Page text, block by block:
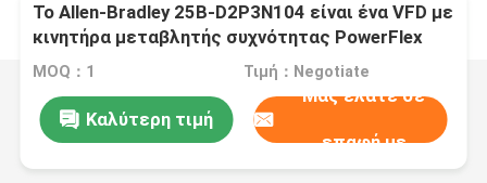
Το Allen-Bradley 25B-D2P3N104 είναι ένα VFD με
κινητήρα μεταβλητής συχνότητας PowerFlex
525
MOQ：1 Τιμή：Negotiate
Καλύτερη τιμή
Μας ελάτε σε
επαφή με